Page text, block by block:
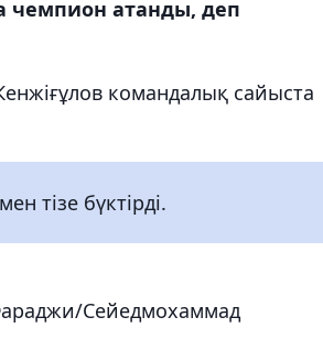
чемпион атанды, деп
командалық сайыста
тізе бүктірді.
Сейедмохаммад